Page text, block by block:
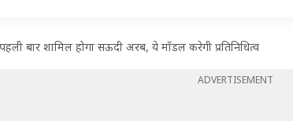
बार शामिल होगा सऊदी अरब, ये मॉडल करेगी प्रतिनिधित्व
ADVERTISEMENT